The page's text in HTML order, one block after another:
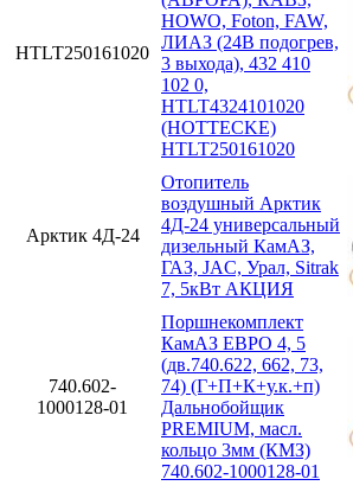
HTLT250161020
HOWO, Foton, FAW,
ЛИАЗ (24В подогрев,
3 выхода), 432 410
102 0,
HTLT4324101020
(HOTTECKE)
HTLT250161020
Арктик 4Д-24
Отопитель
воздушный Арктик
4Д-24 универсальный
дизельный КамАЗ,
ГАЗ, JAC, Урал, Sitrak
7, 5кВт АКЦИЯ
740.602-
1000128-01
Поршнекомплект
КамАЗ ЕВРО 4, 5
(дв.740.622, 662, 73,
74) (Г+П+К+у.к.+п)
Дальнобойщик
PREMIUM, масл.
кольцо 3мм (КМЗ)
740.602-1000128-01